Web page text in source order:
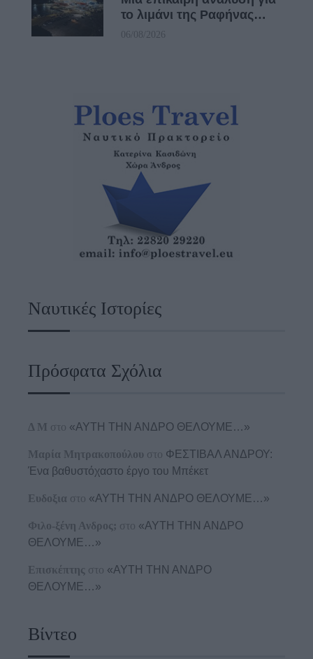
το λιμάνι της Ραφήνας…
06/08/2026
Ναυτικές Ιστορίες
Πρόσφατα Σχόλια
Δ Μ στο «ΑΥΤΗ ΤΗΝ ΑΝΔΡΟ ΘΕΛΟΥΜΕ…»
Μαρία Μητρακοπούλου στο ΦΕΣΤΙΒΑΛ ΑΝΔΡΟΥ:
Ένα βαθυστόχαστο έργο του Μπέκετ
Ευδοξια στο «ΑΥΤΗ ΤΗΝ ΑΝΔΡΟ ΘΕΛΟΥΜΕ…»
Φιλο-ξένη Ανδρος; στο «ΑΥΤΗ ΤΗΝ ΑΝΔΡΟ
ΘΕΛΟΥΜΕ…»
Επισκέπτης στο «ΑΥΤΗ ΤΗΝ ΑΝΔΡΟ
ΘΕΛΟΥΜΕ…»
Βίντεο